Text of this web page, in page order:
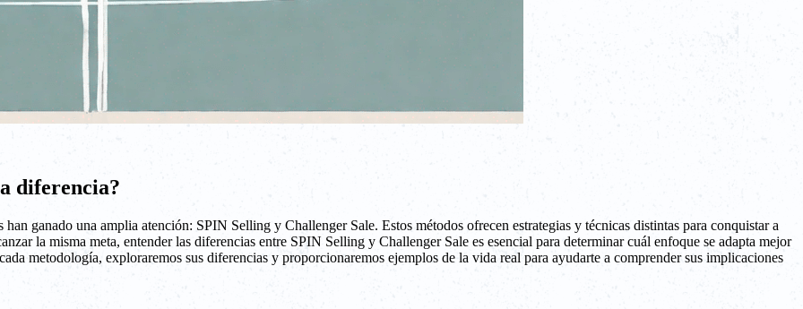
diferencia?
ganado una amplia atención: SPIN Selling y Challenger Sale. Estos métodos ofrecen estrategias y técnicas distintas para conquistar a
la misma meta, entender las diferencias entre SPIN Selling y Challenger Sale es esencial para determinar cuál enfoque se adapta mejor
metodología, exploraremos sus diferencias y proporcionaremos ejemplos de la vida real para ayudarte a comprender sus implicaciones